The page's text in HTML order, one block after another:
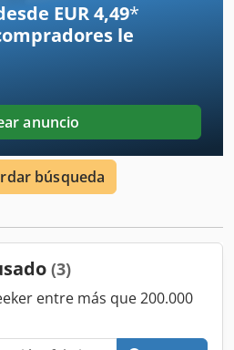
EUR 4,49*
le
anuncio
búsqueda
(3)
entre más que 200.000